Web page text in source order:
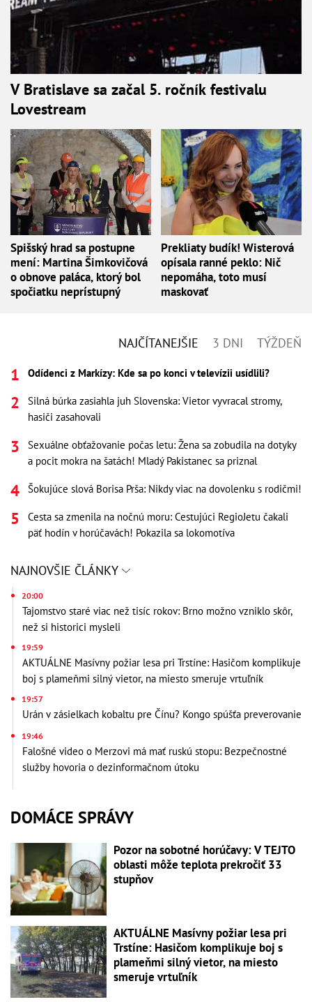
V Bratislave sa začal 5. ročník festivalu
Lovestream
Spišský hrad sa postupne
mení: Martina Šimkovičová
o obnove paláca, ktorý bol
spočiatku neprístupný
Prekliaty budík! Wisterová
opísala ranné peklo: Nič
nepomáha, toto musí
maskovať
NAJČÍTANEJŠIE 3 DNI TÝŽDEŇ
Odídenci z Markízy: Kde sa po konci v televízii usídlili?
Silná búrka zasiahla juh Slovenska: Vietor vyvracal stromy,
hasiči zasahovali
Sexuálne obťažovanie počas letu: Žena sa zobudila na dotyky
a pocit mokra na šatách! Mladý Pakistanec sa priznal
Šokujúce slová Borisa Prša: Nikdy viac na dovolenku s rodičmi!
Cesta sa zmenila na nočnú moru: Cestujúci RegioJetu čakali
päť hodín v horúčavách! Pokazila sa lokomotíva
NAJNOVŠIE ČLÁNKY
20:00
Tajomstvo staré viac než tisíc rokov: Brno možno vzniklo skôr,
než si historici mysleli
19:59
AKTUÁLNE Masívny požiar lesa pri Trstíne: Hasičom komplikuje
boj s plameňmi silný vietor, na miesto smeruje vrtuľník
19:57
Urán v zásielkach kobaltu pre Čínu? Kongo spúšťa preverovanie
19:46
Falošné video o Merzovi má mať ruskú stopu: Bezpečnostné
služby hovoria o dezinformačnom útoku
DOMÁCE SPRÁVY
Pozor na sobotné horúčavy: V TEJTO
oblasti môže teplota prekročiť 33
stupňov
AKTUÁLNE Masívny požiar lesa pri
Trstíne: Hasičom komplikuje boj s
plameňmi silný vietor, na miesto
smeruje vrtuľník